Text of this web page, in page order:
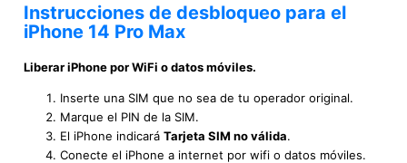
Instrucciones de desbloqueo para el
iPhone 14 Pro Max
Liberar iPhone por WiFi o datos móviles.
Inserte una SIM que no sea de tu operador original.
Marque el PIN de la SIM.
El iPhone indicará Tarjeta SIM no válida.
Conecte el iPhone a internet por wifi o datos móviles.